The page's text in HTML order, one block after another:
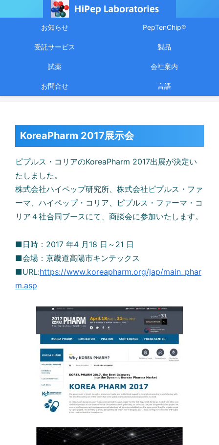
お知らせ PepTenChip®
受託サービス 製品
試薬 会社案内
お問合せ 言語
KoreaPharm 2017展示会
ピプルス・コリアのKoreaPharm 2017出展が決定い
たしました。
株式会社ハイペップ研究所、株式会社ピプルス・ファ
ーマ、ハイペップ・コリア、ピプルス・ファーマ・コ
リア４社合同ブースにて、商談会に参加いたします。
■日時：2017 年4 月18 日～21 日
■会場：京畿道高陽市キンテックス
■URL:https://www.koreapharm.org/jap/main_phar
m.asp